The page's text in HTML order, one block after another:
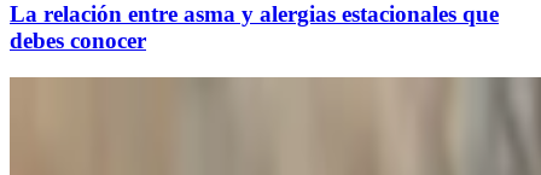
La relación entre asma y alergias estacionales que
debes conocer